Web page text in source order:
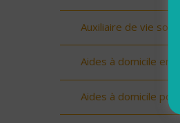
Auxiliaire de vie
Aides à domicile
Aides à domicile